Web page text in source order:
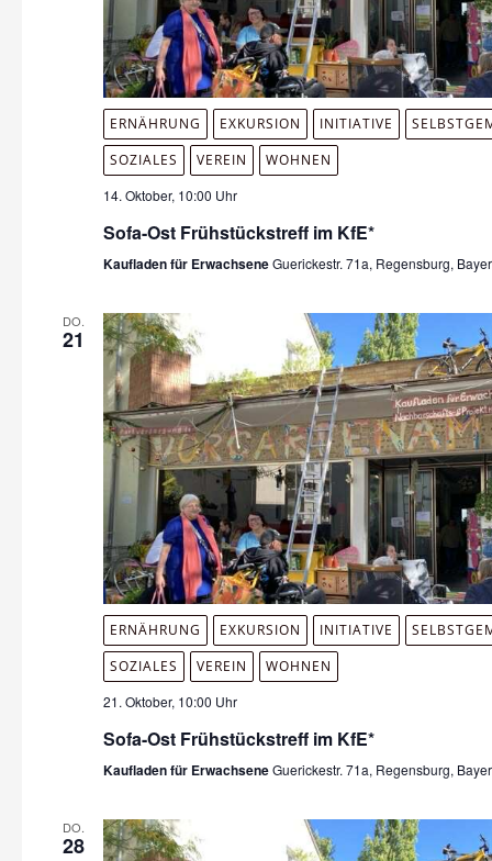
ERNÄHRUNG EXKURSION INITIATIVE
SOZIALES
VEREIN
WOHNEN
14. Oktober, 10:00 Uhr
Sofa-Ost Frühstückstreff im KfE*
Kaufladen für ErwachseneGuerickestr. 71a, Regensburg,
DO.
21
ERNÄHRUNG EXKURSION INITIATIVE
SOZIALES
VEREIN
WOHNEN
21. Oktober, 10:00 Uhr
Sofa-Ost Frühstückstreff im KfE*
Kaufladen für ErwachseneGuerickestr. 71a, Regensburg,
DO.
28